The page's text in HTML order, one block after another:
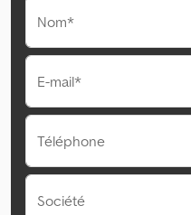
Nom*
E-mail*
Téléphone
Société